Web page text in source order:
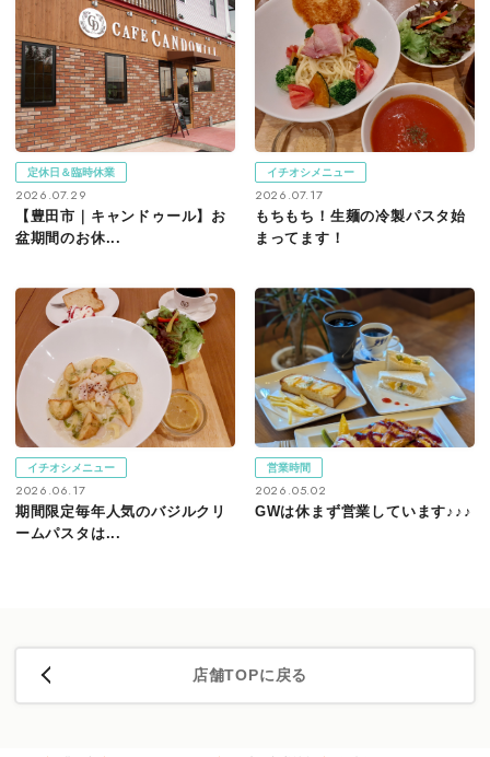
定休日＆臨時休業
2026.07.29
【豊田市｜キャンドゥール】お
盆期間のお休...
イチオシメニュー
2026.07.17
もちもち！生麺の冷製パスタ始
まってます！
イチオシメニュー
2026.06.17
期間限定毎年人気のバジルクリ
ームパスタは...
営業時間
2026.05.02
GWは休まず営業しています♪♪♪
店舗TOPに戻る